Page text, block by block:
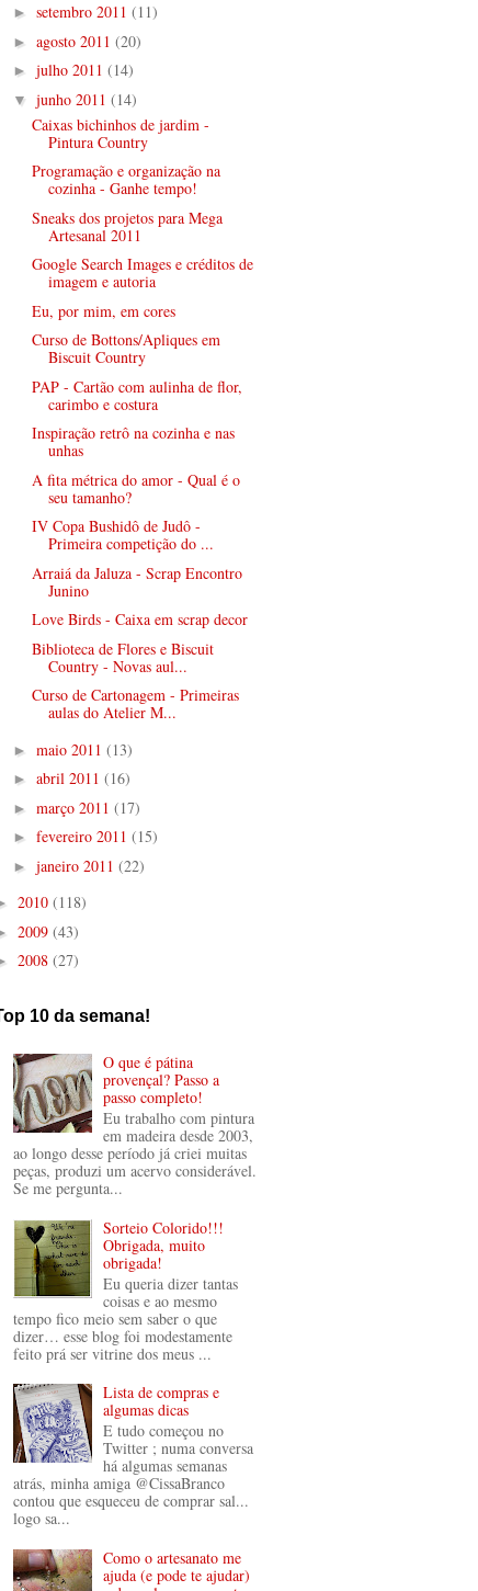
► setembro 2011 (11)
► agosto 2011 (20)
► julho 2011 (14)
▼ junho 2011 (14)
Caixas bichinhos de jardim -
Pintura Country
Programação e organização na
cozinha - Ganhe tempo!
Sneaks dos projetos para Mega
Artesanal 2011
Google Search Images e créditos de
imagem e autoria
Eu, por mim, em cores
Curso de Bottons/Apliques em
Biscuit Country
PAP - Cartão com aulinha de flor,
carimbo e costura
Inspiração retrô na cozinha e nas
unhas
A fita métrica do amor - Qual é o
seu tamanho?
IV Copa Bushidô de Judô -
Primeira competição do ...
Arraiá da Jaluza - Scrap Encontro
Junino
Love Birds - Caixa em scrap decor
Biblioteca de Flores e Biscuit
Country - Novas aul...
Curso de Cartonagem - Primeiras
aulas do Atelier M...
► maio 2011 (13)
► abril 2011 (16)
► março 2011 (17)
► fevereiro 2011 (15)
► janeiro 2011 (22)
2010 (118)
2009 (43)
2008 (27)
10 da semana!
O que é pátina
provençal? Passo a
passo completo!
Eu trabalho com pintura
em madeira desde 2003,
ao longo desse período já criei muitas
peças, produzi um acervo considerável.
Se me pergunta...
Sorteio Colorido!!!
Obrigada, muito
obrigada!
Eu queria dizer tantas
coisas e ao mesmo
tempo fico meio sem saber o que
dizer… esse blog foi modestamente
feito prá ser vitrine dos meus ...
Lista de compras e
algumas dicas
E tudo começou no
Twitter ; numa conversa
há algumas semanas
atrás, minha amiga @CissaBranco
contou que esqueceu de comprar sal...
logo sa...
Como o artesanato me
ajuda (e pode te ajudar)